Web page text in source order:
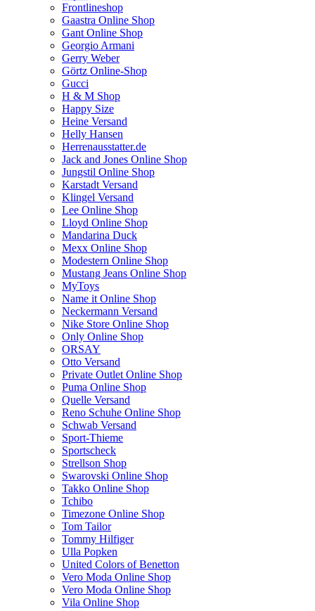
Frontlineshop
Gaastra Online Shop
Gant Online Shop
Georgio Armani
Gerry Weber
Görtz Online-Shop
Gucci
H & M Shop
Happy Size
Heine Versand
Helly Hansen
Herrenausstatter.de
Jack and Jones Online Shop
Jungstil Online Shop
Karstadt Versand
Klingel Versand
Lee Online Shop
Lloyd Online Shop
Mandarina Duck
Mexx Online Shop
Modestern Online Shop
Mustang Jeans Online Shop
MyToys
Name it Online Shop
Neckermann Versand
Nike Store Online Shop
Only Online Shop
ORSAY
Otto Versand
Private Outlet Online Shop
Puma Online Shop
Quelle Versand
Reno Schuhe Online Shop
Schwab Versand
Sport-Thieme
Sportscheck
Strellson Shop
Swarovski Online Shop
Takko Online Shop
Tchibo
Timezone Online Shop
Tom Tailor
Tommy Hilfiger
Ulla Popken
United Colors of Benetton
Vero Moda Online Shop
Vero Moda Online Shop
Vila Online Shop